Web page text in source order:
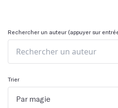
Rechercher un auteur (appuyer sur
Trier
Par magie